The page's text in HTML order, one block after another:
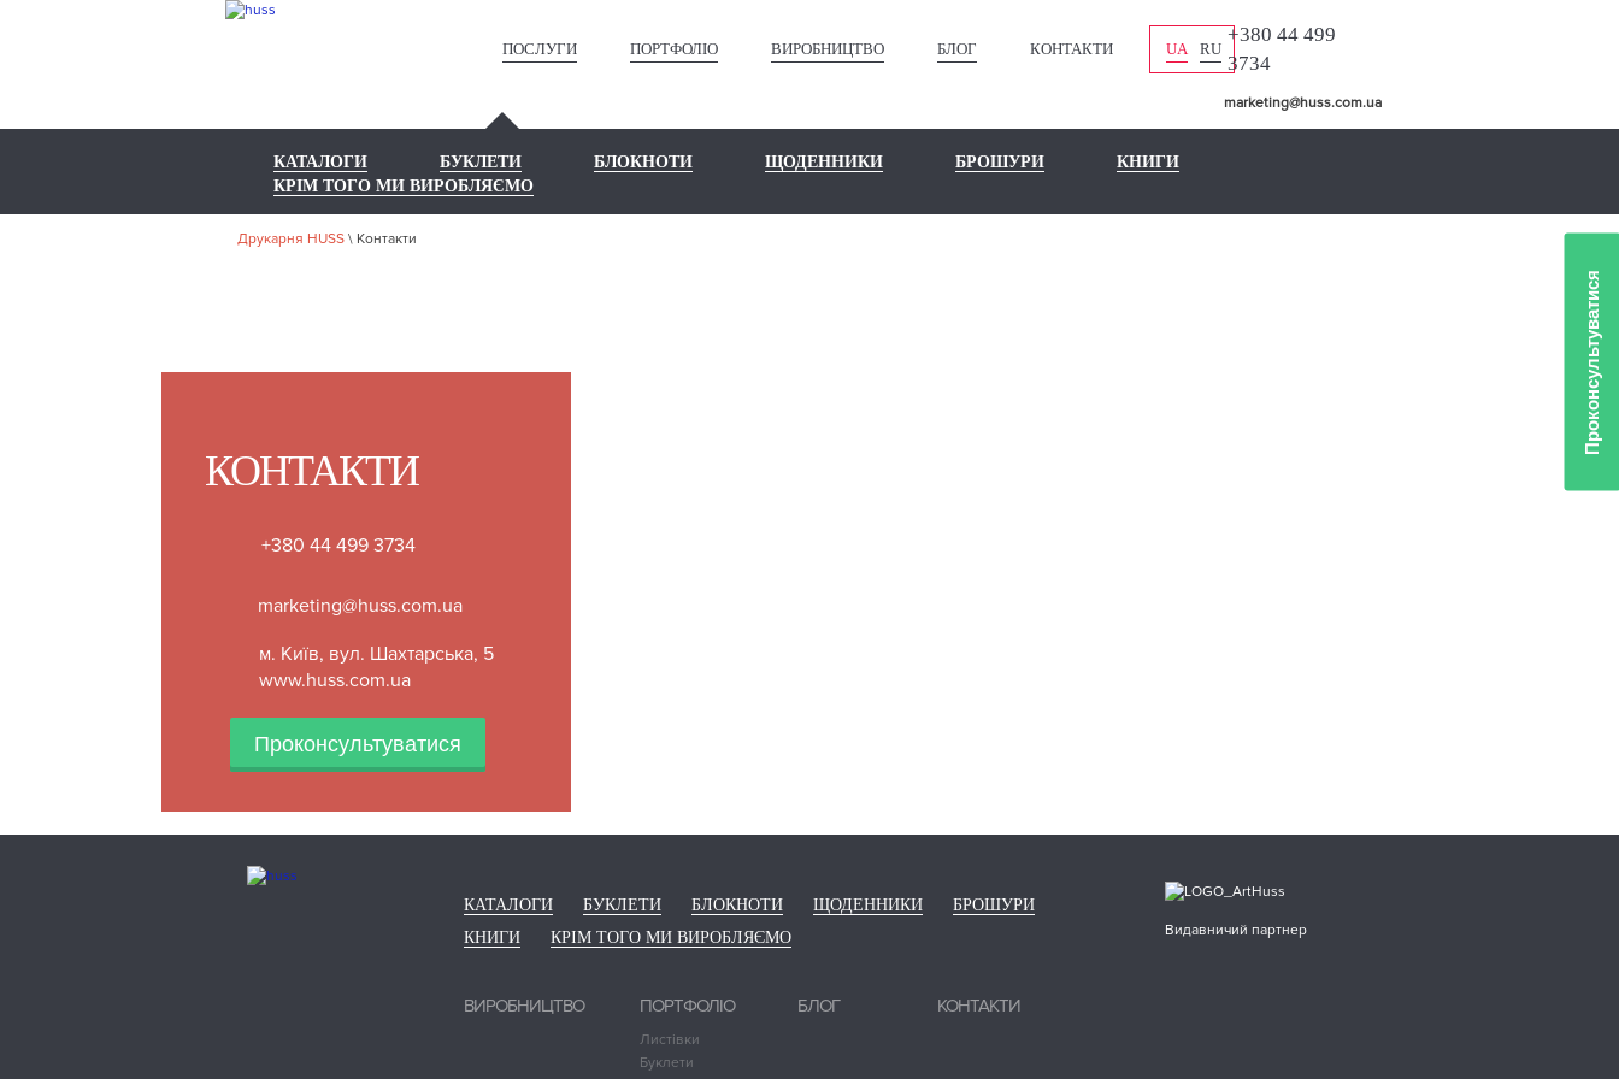
ПОСЛУГИ ПОРТФОЛІО ВИРОБНИЦТВО БЛОГ КОНТАКТИ UA RU
+380 44 499
3734
marketing@huss.com.ua
КАТАЛОГИ БУКЛЕТИ БЛОКНОТИ ЩОДЕННИКИ БРОШУРИ
КНИГИ
КРІМ ТОГО МИ ВИРОБЛЯЄМО
Друкарня HUSS \ Контакти
КОНТАКТИ
+380 44 499 3734
marketing@huss.com.ua
м. Київ, вул. Шахтарська, 5
www.huss.com.ua
Проконсультуватися
Проконсультуватися
КАТАЛОГИ БУКЛЕТИ БЛОКНОТИ ЩОДЕННИКИ
БРОШУРИ
КНИГИ
КРІМ ТОГО МИ ВИРОБЛЯЄМО
ВИРОБНИЦТВО ПОРТФОЛІО
Листівки
Буклети
БЛОГ КОНТАКТИ
Видавничий партнер